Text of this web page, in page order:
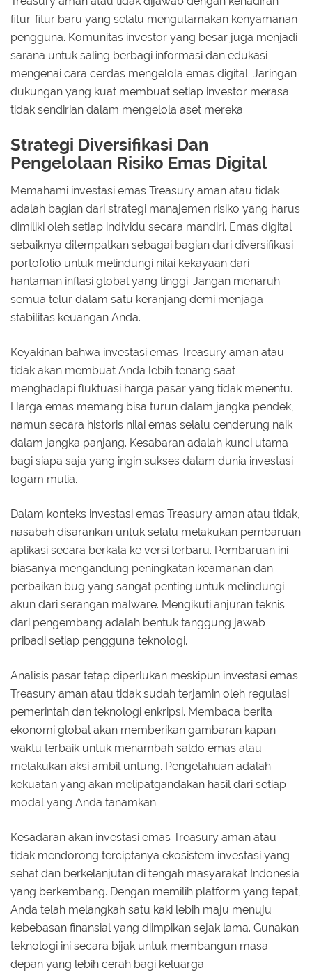
fitur-fitur baru yang selalu mengutamakan kenyamanan
pengguna. Komunitas investor yang besar juga menjadi
sarana untuk saling berbagi informasi dan edukasi
mengenai cara cerdas mengelola emas digital. Jaringan
dukungan yang kuat membuat setiap investor merasa
tidak sendirian dalam mengelola aset mereka.
Strategi Diversifikasi Dan
Pengelolaan Risiko Emas Digital
Memahami investasi emas Treasury aman atau tidak
adalah bagian dari strategi manajemen risiko yang harus
dimiliki oleh setiap individu secara mandiri. Emas digital
sebaiknya ditempatkan sebagai bagian dari diversifikasi
portofolio untuk melindungi nilai kekayaan dari
hantaman inflasi global yang tinggi. Jangan menaruh
semua telur dalam satu keranjang demi menjaga
stabilitas keuangan Anda.
Keyakinan bahwa investasi emas Treasury aman atau
tidak akan membuat Anda lebih tenang saat
menghadapi fluktuasi harga pasar yang tidak menentu.
Harga emas memang bisa turun dalam jangka pendek,
namun secara historis nilai emas selalu cenderung naik
dalam jangka panjang. Kesabaran adalah kunci utama
bagi siapa saja yang ingin sukses dalam dunia investasi
logam mulia.
Dalam konteks investasi emas Treasury aman atau tidak,
nasabah disarankan untuk selalu melakukan pembaruan
aplikasi secara berkala ke versi terbaru. Pembaruan ini
biasanya mengandung peningkatan keamanan dan
perbaikan bug yang sangat penting untuk melindungi
akun dari serangan malware. Mengikuti anjuran teknis
dari pengembang adalah bentuk tanggung jawab
pribadi setiap pengguna teknologi.
Analisis pasar tetap diperlukan meskipun investasi emas
Treasury aman atau tidak sudah terjamin oleh regulasi
pemerintah dan teknologi enkripsi. Membaca berita
ekonomi global akan memberikan gambaran kapan
waktu terbaik untuk menambah saldo emas atau
melakukan aksi ambil untung. Pengetahuan adalah
kekuatan yang akan melipatgandakan hasil dari setiap
modal yang Anda tanamkan.
Kesadaran akan investasi emas Treasury aman atau
tidak mendorong terciptanya ekosistem investasi yang
sehat dan berkelanjutan di tengah masyarakat Indonesia
yang berkembang. Dengan memilih platform yang tepat,
Anda telah melangkah satu kaki lebih maju menuju
kebebasan finansial yang diimpikan sejak lama. Gunakan
teknologi ini secara bijak untuk membangun masa
depan yang lebih cerah bagi keluarga.